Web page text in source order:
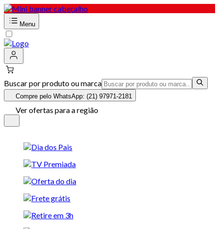
Menu
Buscar por produto ou marca
Compre pelo WhatsApp: (21) 97971-2181
Ver ofertas para a região